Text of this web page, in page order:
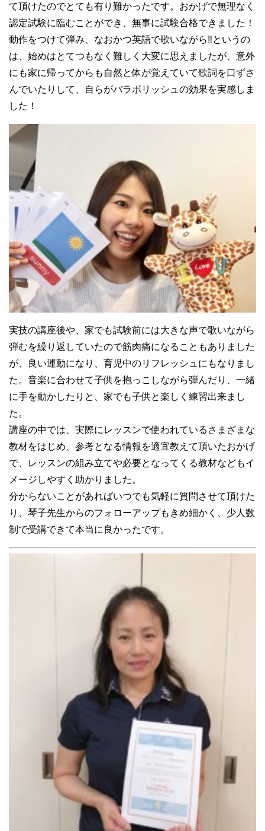
て頂けたのでとても有り難かったです。おかげで無理なく
認定試験に臨むことができ、無事に試験合格できました！
動作をつけて弾み、なおかつ英語で歌いながら‼︎というの
は、始めはとてつもなく難しく大変に思えましたが、意外
にも家に帰ってからも自然と体が覚えていて歌詞を口ずさ
んでいたりして、自らがバラボリッシュの効果を実感しま
した！
実技の講座後や、家でも試験前には大きな声で歌いながら
弾むを繰り返していたので筋肉痛になることもありました
が、良い運動になり、育児中のリフレッシュにもなりまし
た。音楽に合わせて子供を抱っこしながら弾んだり、一緒
に手を動かしたりと、家でも子供と楽しく練習出来まし
た。
講座の中では、実際にレッスンで使われているさまざまな
教材をはじめ、参考となる情報を適宜教えて頂いたおかげ
で、レッスンの組み立てや必要となってくる教材などもイ
メージしやすく助かりました。
分からないことがあればいつでも気軽に質問させて頂けた
り、琴子先生からのフォローアップもきめ細かく、少人数
制で受講できて本当に良かったです。